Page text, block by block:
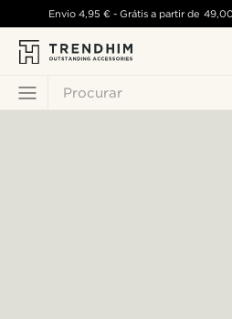
Procurar
Envio 4,95 €- Grátis a partir de